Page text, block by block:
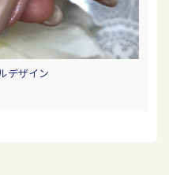
デザイン